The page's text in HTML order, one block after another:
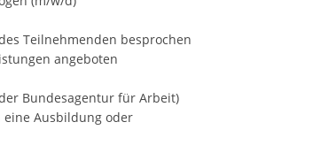
Teilnehmenden besprochen
angeboten
Bundesagentur für Arbeit)
Ausbildung oder